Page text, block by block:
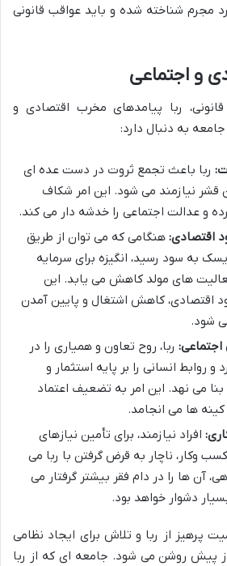
مجرم شناخته شده و باید عواقب قانونی
و اجتماعی
ربا پیامدهای مخرب اقتصادی و
به دنبال دارد:
ربا باعث تجمع ثروت در دست عده ای
نیازمند می شود. این امر شکاف
و عدالت اجتماعی را خدشه دار می کند.
اقتصادی: هنگامی که می توان از طریق
به سود رسید، انگیزه برای سرمایه
های مولد کاهش می یابد. این
اقتصادی، کاهش اشتغال و پایین آمدن
شود.
ربا، روح تعاون و همیاری را در
و روابط انسانی را بر پایه استثمار و
می نهد. این امر به تضعیف اعتماد
ها می انجامد.
افراد نیازمند، برای تأمین نیازهای
وکار، ناچار به قرض گرفتن با ربا می
آن ها را در دام فقر بیشتر گرفتار می
دشوار خواهد بود.
پرهیز از ربا و تلاش برای ایجاد نظامی
پیش روشن می شود. جامعه ای که از ربا